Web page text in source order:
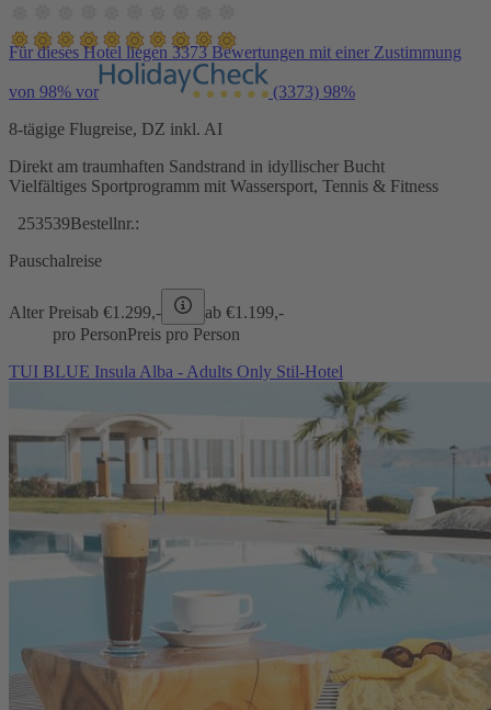
Für dieses Hotel liegen 3373 Bewertungen mit einer Zustimmung
von 98% vor (3373) 98%
8-tägige Flugreise, DZ inkl. AI
Direkt am traumhaften Sandstrand in idyllischer Bucht
Vielfältiges Sportprogramm mit Wassersport, Tennis & Fitness
253539Bestellnr.:
Pauschalreise
Alter Preisab €1.299,- ab €1.199,-
pro PersonPreis pro Person
TUI BLUE Insula Alba - Adults Only Stil-Hotel